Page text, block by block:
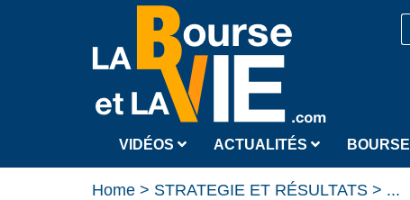
VIDÉOS ACTUALITÉS BOURSE
Home > STRATEGIE ET RÉSULTATS > ...